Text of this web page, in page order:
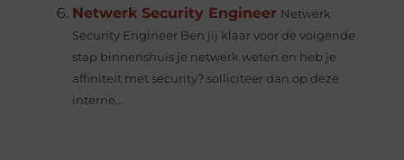
Netwerk Security Engineer Netwerk
Security Engineer Ben jij klaar voor de volgende
stap binnenshuis je netwerk weten en heb je
affiniteit met security? solliciteer dan op deze
interne...